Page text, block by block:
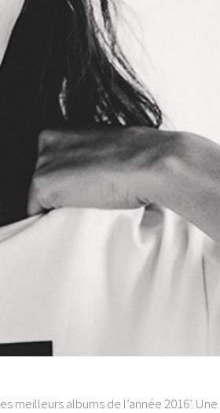
meilleurs albums de l’année 2016’.